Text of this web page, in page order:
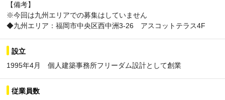
【備考】
※今回は九州エリアでの募集はしていません
◆九州エリア：福岡市中央区西中洲3-26 アスコットテラス4F
設立
1995年4月 個人建築事務所フリーダム設計として創業
従業員数